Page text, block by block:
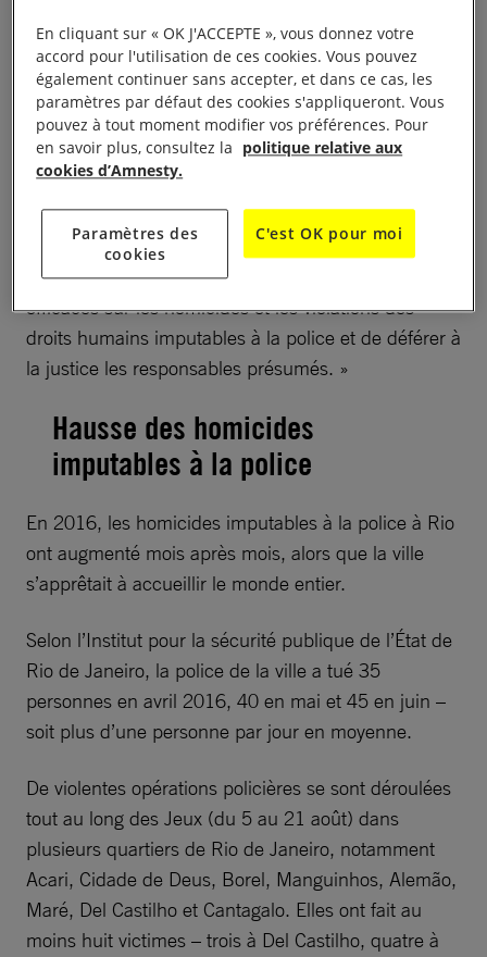
humains », a déclaré Atila Roque, directeur exécutif
d’Amnesty International Brésil.
« Les autorités brésiliennes ont manqué une
occasion en or d’honorer leur promesse de mettre
en œuvre des politiques de sécurité publique pour
faire de Rio une ville sûre pour tous. Le seul moyen
de réparer certaines injustices qui ont émaillé les
Jeux olympiques est de mener des investigations
efficaces sur les homicides et les violations des
droits humains imputables à la police et de déférer à
la justice les responsables présumés. »
Hausse des homicides
imputables à la police
En 2016, les homicides imputables à la police à Rio
ont augmenté mois après mois, alors que la ville
s’apprêtait à accueillir le monde entier.
Selon l’Institut pour la sécurité publique de l’État de
Rio de Janeiro, la police de la ville a tué 35
personnes en avril 2016, 40 en mai et 45 en juin –
soit plus d’une personne par jour en moyenne.
De violentes opérations policières se sont déroulées
tout au long des Jeux (du 5 au 21 août) dans
plusieurs quartiers de Rio de Janeiro, notamment
Acari, Cidade de Deus, Borel, Manguinhos, Alemão,
Maré, Del Castilho et Cantagalo. Elles ont fait au
moins huit victimes – trois à Del Castilho, quatre à
En cliquant sur « OK J'ACCEPTE », vous donnez votre
accord pour l'utilisation de ces cookies. Vous pouvez
également continuer sans accepter, et dans ce cas, les
paramètres par défaut des cookies s'appliqueront. Vous
pouvez à tout moment modifier vos préférences. Pour
en savoir plus, consultez la politique relative aux
cookies d’Amnesty.
Paramètres des
cookies
C'est OK pour moi